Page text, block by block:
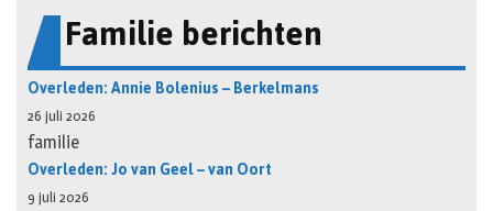
Familie berichten
Overleden: Annie Bolenius – Berkelmans
26 juli 2026
familie
Overleden: Jo van Geel – van Oort
9 juli 2026